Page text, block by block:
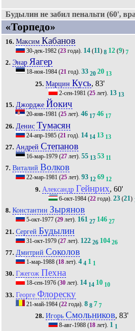
Будылин не забил пенальти (60',
«Торпедо»
16. Максим Кабанов
30-дек-1982(23года). 14(11) 8 12(9) 7
2. Энар Яагер
18-ноя-1984(21год). 33 20 20 13
25. Марцин Кусь, 83'
2-сен-1981 (25 лет). 13 13
15. Джордже Йокич
20-янв-1981 (25лет). 46 17 46 17
26. Денис Тумасян
24-апр-1985(21 год). 14 14 13 13
27. Андрей Степанов
16-мар-1979(27лет). 55 13 53 11
7. Виталий Волков
22-мар-1981 (25лет). 93 12 69 12
9. Александр Гейнрих, 60'
6-окт-1984 (22 года).23 (21)
8. Константин Зырянов
5-окт-1977(29лет). 161 27 146 27
21. Сергей Будылин
31-окт-1979(27лет). 122 26 104 26
77. Дмитрий Соколов
1-мар-1988(18лет). 4 4 1 1
30. Гжегож Пехна
18-сен-1976(30лет). 14 14 10 10
33. Георге Флореску
21-май-1984(22года). 8 8 7 7
28. Игорь Смольников, 83'
8-авг-1988 (18 лет). 1 1